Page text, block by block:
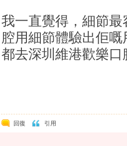
我一直覺得，細節
腔用細節體驗出佢
都去深圳維港歡樂
回復 引用